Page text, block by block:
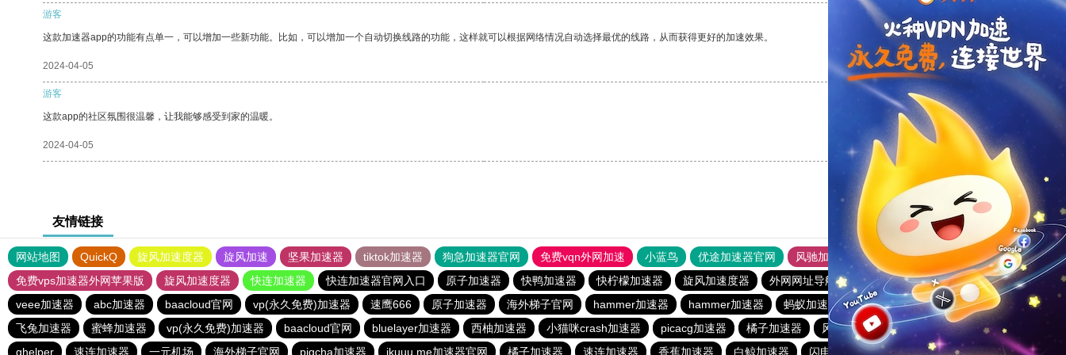
游客
这款加速器app的功能有点单一，可以增加一些新功能。比如，可以增加一个自动切换线路的功能，这样就可以根据网络情况自动选择最优的线路，从而获得更好的加速效果。
2024-04-05 支持[0] 反对[0]
游客
这款app的社区氛围很温馨，让我能够感受到家的温暖。
2024-04-05 支持[0] 反对[0]
友情链接
网站地图 QuickQ 旋风加速度器 旋风加速 坚果加速器 tiktok加速器 狗急加速器官网 免费vqn外网加速 小蓝鸟 优途加速器官网 风驰加速器
旋风加速器
免费vps加速器外网苹果版
旋风加速度器 快连加速器 快连加速器官网入口 原子加速器 快鸭加速器 快柠檬加速器 旋风加速度器 外网网址导航 软件中心
飞兔加速器
veee加速器
abc加速器 baacloud官网 vp(永久免费)加速器 速鹰666 原子加速器 海外梯子官网 hammer加速器 hammer加速器 蚂蚁加速器 速鹰666
青柠加速器
飞兔加速器
蜜蜂加速器 vp(永久免费)加速器 baacloud官网 bluelayer加速器 西柚加速器 小猫咪crash加速器 picacg加速器 橘子加速器 风驰加速器 起飞加速器
起飞加速器
ghelper
速连加速器 一元机场 海外梯子官网 pigcha加速器 ikuuu.me加速器官网 橘子加速器 速连加速器 香蕉加速器 白鲸加速器 闪电猫加速器 hidecat